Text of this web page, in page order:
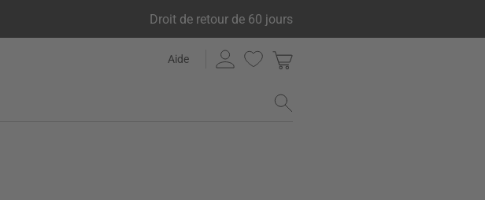
Droit de retour de 60 jours
Aide